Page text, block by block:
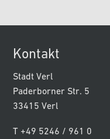
Kontakt
Stadt Verl
Paderborner Str. 5
33415 Verl
T +49 5246 / 961 0